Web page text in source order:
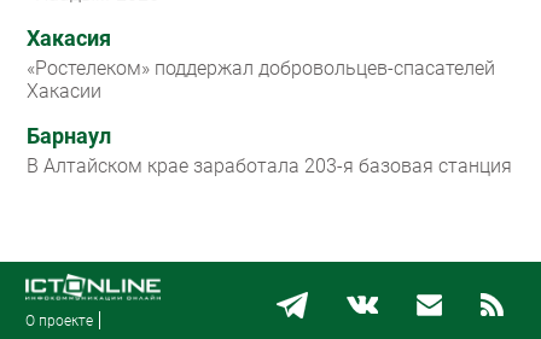
Хакасия
«Ростелеком» поддержал добровольцев-спасателей
Хакасии
Барнаул
В Алтайском крае заработала 203-я базовая станция
О проекте